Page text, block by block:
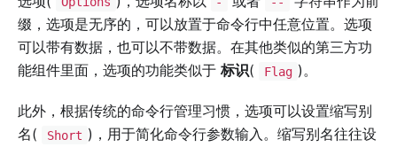
缀，选项是无序的，可以放置于命令行中任意位置。选项
可以带有数据，也可以不带数据。在其他类似的第三方功
能组件里面，选项的功能类似于 标识( Flag )。
此外，根据传统的命令行管理习惯，选项可以设置缩写别
名(
Short )，用于简化命令行参数输入。缩写别名往往设